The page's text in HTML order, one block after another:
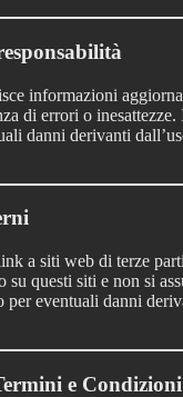
informazioni
di errori o
danni derivanti
a siti web di terze
questi siti e non si
per eventuali danni
e Condizioni